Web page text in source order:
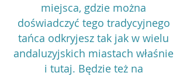
miejsca, gdzie można
doświadczyć tego tradycyjnego
tańca odkryjesz tak jak w wielu
andaluzyjskich miastach właśnie
i tutaj. Będzie też na